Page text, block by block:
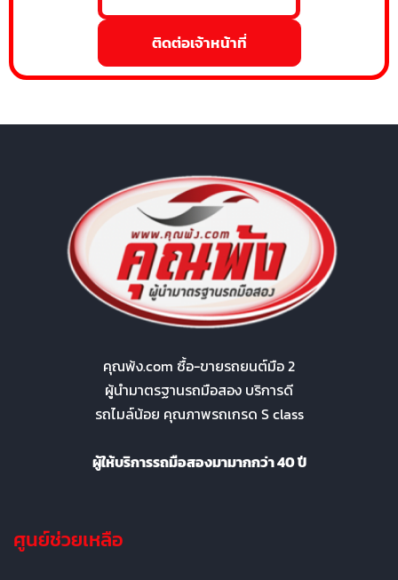
ติดต่อเจ้าหน้าที่
คุณพ้ง.com ซื้อ-ขายรถยนต์มือ 2
ผู้นำมาตรฐานรถมือสอง บริการดี
รถไมล์น้อย คุณภาพรถเกรด S class
ผู้ให้บริการรถมือสองมามากกว่า 40 ปี
ศูนย์ช่วยเหลือ